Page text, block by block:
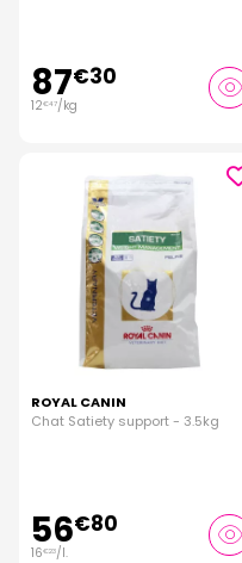
87€30
12€47/kg
ROYAL CANIN
Chat Satiety support - 3.5kg
56€80
16€23/l.